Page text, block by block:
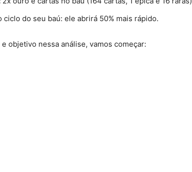
ciclo do seu baú: ele abrirá 50% mais rápido.
objetivo nessa análise, vamos começar: